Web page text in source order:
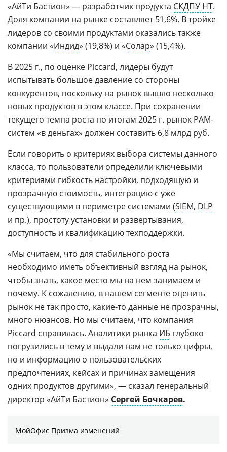
«АйТи Бастион» — разработчик продукта СКДПУ НТ.
Доля компании на рынке составляет 51,6%. В тройке
лидеров со своими продуктами оказались также
компании «Индид» (19,8%) и «Солар» (15,4%).
В 2025 г., по оценке Piccard, лидеры будут
испытывать большое давление со стороны
конкурентов, поскольку на рынок вышло несколько
новых продуктов в этом классе. При сохранении
текущего темпа роста по итогам 2025 г. рынок PAM-
систем «в деньгах» должен составить 6,8 млрд руб.
Если говорить о критериях выбора системы данного
класса, то пользователи определили ключевыми
критериями гибкость настройки, подходящую и
прозрачную стоимость, интеграцию с уже
существующими в периметре системами (SIEM, DLP
и пр.), простоту установки и развертывания,
доступность и квалификацию техподдержки.
«Мы считаем, что для стабильного роста
необходимо иметь объективный взгляд на рынок,
чтобы знать, какое место мы на нем занимаем и
почему. К сожалению, в нашем сегменте оценить
рынок не так просто, какие-то данные не прозрачны,
много нюансов. Но мы считаем, что компания
Piccard справилась. Аналитики рынка ИБ глубоко
погрузились в тему и выдали нам не только цифры,
но и информацию о пользовательских
предпочтениях, кейсах и причинах замещения
одних продуктов другими», — сказал генеральный
директор «АйТи Бастион» Сергей Бочкарев.
МойОфис Призма изменений